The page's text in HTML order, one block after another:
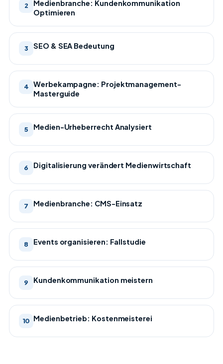
2
Medienbranche: Kundenkommunikation
Optimieren
3 SEO & SEA Bedeutung
4
Werbekampagne: Projektmanagement-
Masterguide
5 Medien-Urheberrecht Analysiert
6 Digitalisierung verändert Medienwirtschaft
7 Medienbranche: CMS-Einsatz
8 Events organisieren: Fallstudie
9 Kundenkommunikation meistern
10 Medienbetrieb: Kostenmeisterei